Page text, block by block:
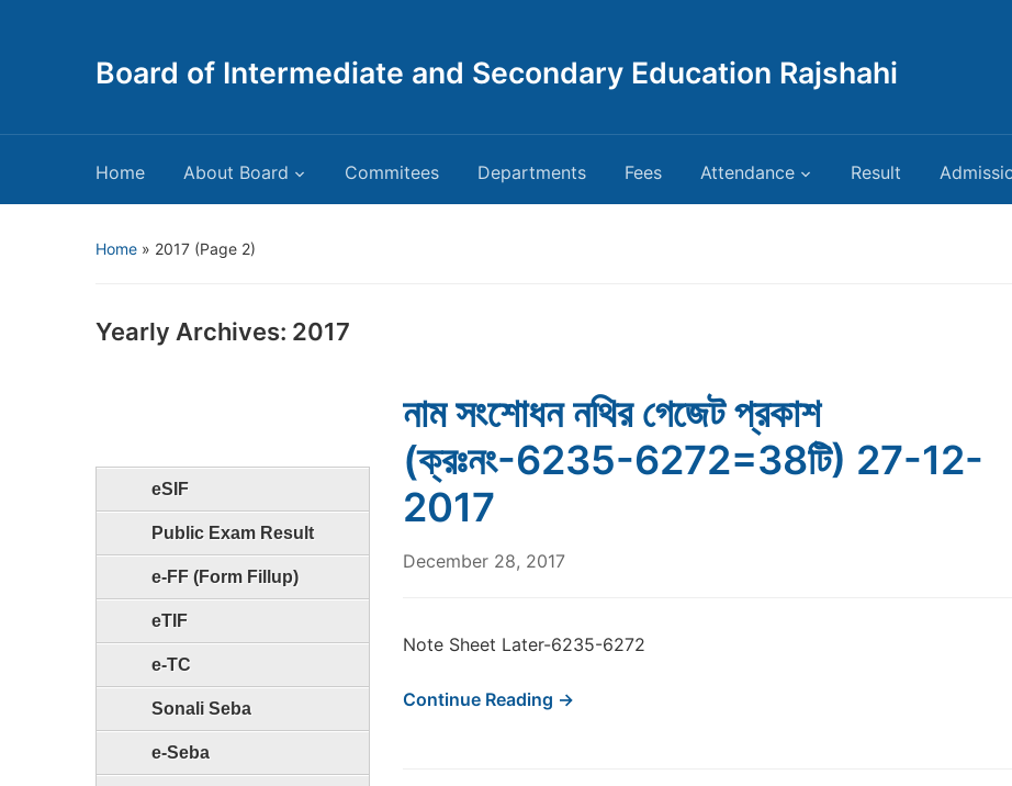
Board of Intermediate and Secondary Education Rajshahi
Home About Board Commitees Departments Fees Attendance Result
Home » 2017 (Page 2)
Yearly Archives: 2017
eSIF
Public Exam Result
e-FF (Form Fillup)
eTIF
e-TC
Sonali Seba
e-Seba
নাম সংশোধন নথির গেজেট প্রকাশ
(ক্রঃনং-6235-6272=38টি) 27-12-
2017
December 28, 2017
Note Sheet Later-6235-6272
Continue Reading →